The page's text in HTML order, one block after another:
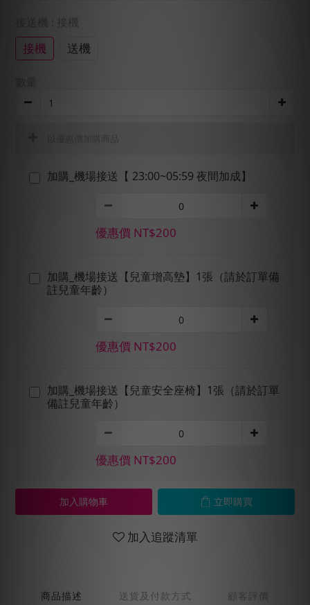
: 接機
接機 送機
加購_機場接送【 23:00~05:59 夜間加成】
優惠價 NT$200
加購_機場接送【兒童增高墊】1張（請於訂單備
註兒童年齡）
優惠價 NT$200
加購_機場接送【兒童安全座椅】1張（請於訂單
備註兒童年齡）
優惠價 NT$200
加入購物車 立即購買
加入追蹤清單
商品描述 送貨及付款方式 顧客評價